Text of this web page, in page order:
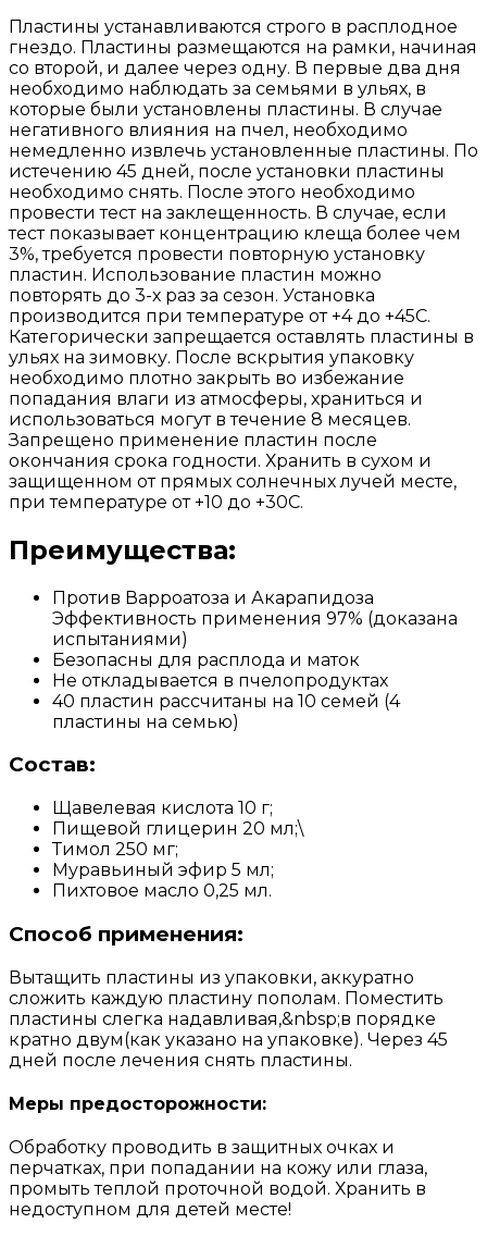
Пластины устанавливаются строго в расплодное
гнездо. Пластины размещаются на рамки, начиная
со второй, и далее через одну. В первые два дня
необходимо наблюдать за семьями в ульях, в
которые были установлены пластины. В случае
негативного влияния на пчел, необходимо
немедленно извлечь установленные пластины. По
истечению 45 дней, после установки пластины
необходимо снять. После этого необходимо
провести тест на заклещенность. В случае, если
тест показывает концентрацию клеща более чем
3%, требуется провести повторную установку
пластин. Использование пластин можно
повторять до 3-х раз за сезон. Установка
производится при температуре от +4 до +45С.
Категорически запрещается оставлять пластины в
ульях на зимовку. После вскрытия упаковку
необходимо плотно закрыть во избежание
попадания влаги из атмосферы, храниться и
использоваться могут в течение 8 месяцев.
Запрещено применение пластин после
окончания срока годности. Хранить в сухом и
защищенном от прямых солнечных лучей месте,
при температуре от +10 до +30С.
Преимущества:
Против Варроатоза и Акарапидоза
Эффективность применения 97% (доказана
испытаниями)
Безопасны для расплода и маток
Не откладывается в пчелопродуктах
40 пластин рассчитаны на 10 семей (4
пластины на семью)
Состав:
Щавелевая кислота 10 г;
Пищевой глицерин 20 мл;\
Тимол 250 мг;
Муравьиный эфир 5 мл;
Пихтовое масло 0,25 мл.
Способ применения:
Вытащить пластины из упаковки, аккуратно
сложить каждую пластину пополам. Поместить
пластины слегка надавливая,&nbsp;в порядке
кратно двум(как указано на упаковке). Через 45
дней после лечения снять пластины.
Меры предосторожности:
Обработку проводить в защитных очках и
перчатках, при попадании на кожу или глаза,
промыть теплой проточной водой. Хранить в
недоступном для детей месте!